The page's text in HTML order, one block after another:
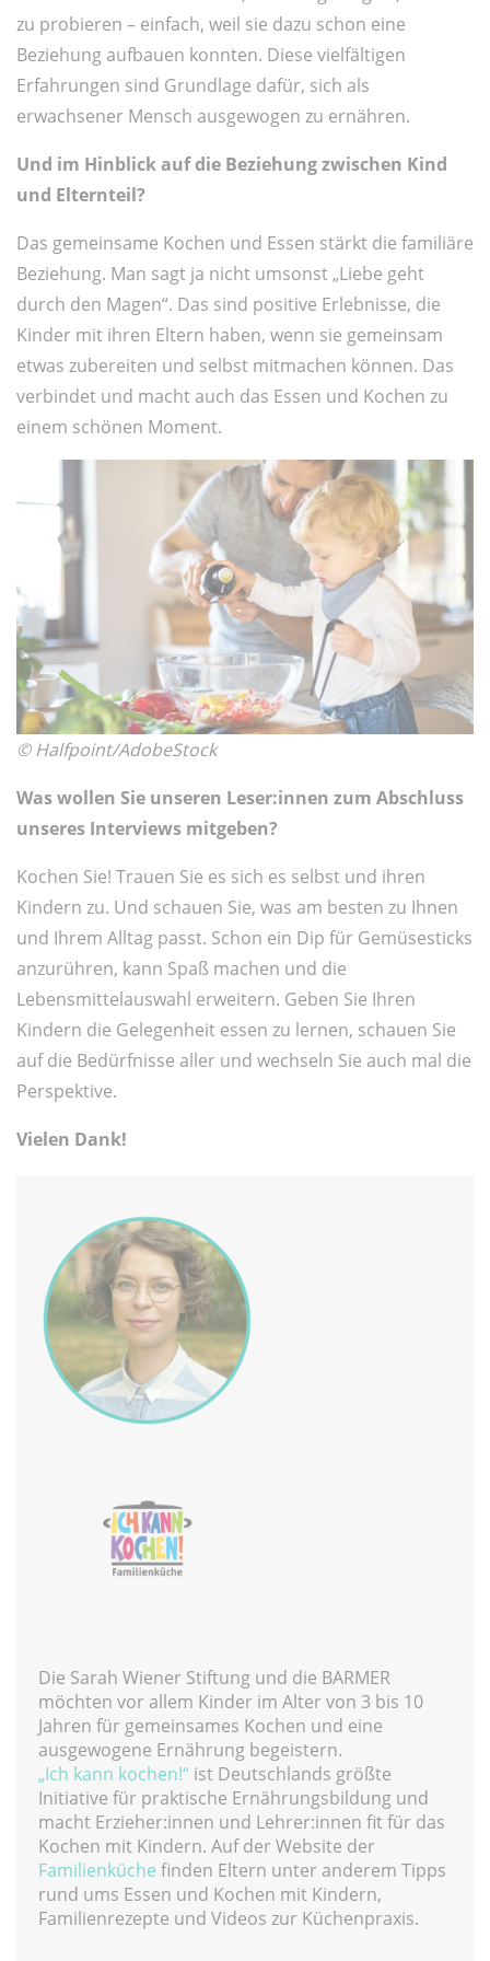
zu probieren – einfach, weil sie dazu schon eine
Beziehung aufbauen konnten. Diese vielfältigen
Erfahrungen sind Grundlage dafür, sich als
erwachsener Mensch ausgewogen zu ernähren.
Und im Hinblick auf die Beziehung zwischen Kind
und Elternteil?
Das gemeinsame Kochen und Essen stärkt die familiäre
Beziehung. Man sagt ja nicht umsonst „Liebe geht
durch den Magen“. Das sind positive Erlebnisse, die
Kinder mit ihren Eltern haben, wenn sie gemeinsam
etwas zubereiten und selbst mitmachen können. Das
verbindet und macht auch das Essen und Kochen zu
einem schönen Moment.
© Halfpoint/AdobeStock
Was wollen Sie unseren Leser:innen zum Abschluss
unseres Interviews mitgeben?
Kochen Sie! Trauen Sie es sich es selbst und ihren
Kindern zu. Und schauen Sie, was am besten zu Ihnen
und Ihrem Alltag passt. Schon ein Dip für Gemüsesticks
anzurühren, kann Spaß machen und die
Lebensmittelauswahl erweitern. Geben Sie Ihren
Kindern die Gelegenheit essen zu lernen, schauen Sie
auf die Bedürfnisse aller und wechseln Sie auch mal die
Perspektive.
Vielen Dank!
Die Sarah Wiener Stiftung und die BARMER
möchten vor allem Kinder im Alter von 3 bis 10
Jahren für gemeinsames Kochen und eine
ausgewogene Ernährung begeistern.
„Ich kann kochen!“ ist Deutschlands größte
Initiative für praktische Ernährungsbildung und
macht Erzieher:innen und Lehrer:innen fit für das
Kochen mit Kindern. Auf der Website der
Familienküche finden Eltern unter anderem Tipps
rund ums Essen und Kochen mit Kindern,
Familienrezepte und Videos zur Küchenpraxis.